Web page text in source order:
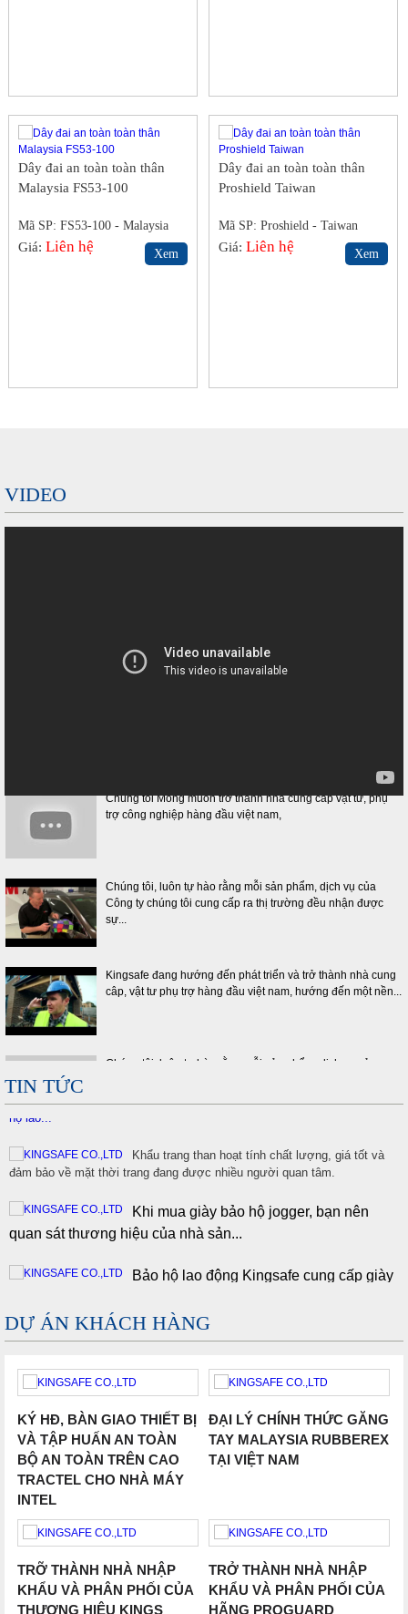
Dây đai an toàn toàn thân
Malaysia FS53-100
Mã SP: FS53-100 - Malaysia
Giá:Liên hệ Xem
Dây đai an toàn toàn thân
Proshield Taiwan
Mã SP: Proshield - Taiwan
Giá:Liên hệ Xem
VIDEO
Công ty chúng tôi cung cấp ra thị trường đều nhận được
sự...
Chúng tôi, luôn tự hào rằng mỗi sản phẩm, dịch vụ của
sự...
sự...
Công ty chúng tôi cung cấp ra thị trường đều nhận được
sự...
TIN TỨC
Lựa chọn sản phẩm giày bảo hộ lao động nhập
khẩu phù h...
đảm bảo về mặt thời trang đang được nhiều người quan tâm.
quan sát thương hiệu của nhà sản...
bảo hộ lao động ngoài ra còn có...
Giày bảo hộ lao động được dùng phổ
biến rộng rãi không chỉ những...
Găng tay bảo hộ lao động, giải pháp an
Kính bảo hộ lao động đã trở thành vật
bất lý thân khi người...
an toàn?
Trong hơn 40 năm, Delta Plus đã phát
DỰ ÁN KHÁCH HÀNG
KÝ HĐ, BÀN GIAO THIẾT BỊ
VÀ TẬP HUẤN AN TOÀN
BỘ AN TOÀN TRÊN CAO
TRACTEL CHO NHÀ MÁY
INTEL
ĐẠI LÝ CHÍNH THỨC GĂNG
TAY MALAYSIA RUBBEREX
TẠI VIỆT NAM
TRỠ THÀNH NHÀ NHẬP
KHẨU VÀ PHÂN PHỐI CỦA
THƯƠNG HIỆU KINGS
TRỞ THÀNH NHÀ NHẬP
KHẨU VÀ PHÂN PHỐI CỦA
HÃNG PROGUARD